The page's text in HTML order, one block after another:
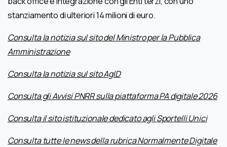
stanziamento di ulteriori 14 milioni di euro.
Consulta la notizia sul sito del Ministro per la Pubblica
Amministrazione
Consulta la notizia sul sito AgID
Consulta gli Avvisi PNRR sulla piattaforma PA digitale 2026
Consulta il sito istituzionale dedicato agli Sportelli Unici
Consulta tutte le news della rubrica Normalmente Digitale